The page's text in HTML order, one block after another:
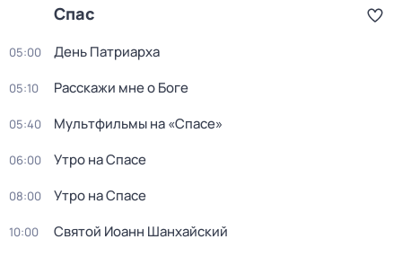
Спас
05:00 День Патриарха
05:10 Расскажи мне о Боге
05:40 Мультфильмы на «Спасе»
06:00 Утро на Спасе
08:00 Утро на Спасе
10:00 Святой Иоанн Шанхайский